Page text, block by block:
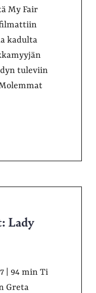
My Fair
filmattiin
kadulta
tuleviin
Lady
| 94 min Ti
Greta